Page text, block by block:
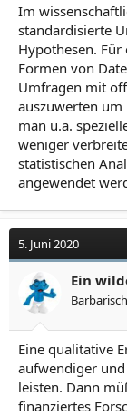
Im
standardisierte
Hypothesen.
Formen von
Umfragen mit
auszuwerten
man u.a.
weniger
statistischen
angewendet
5. Juni 2020
Ein
Eine qualitative
aufwendiger
leisten. Dann
finanziertes